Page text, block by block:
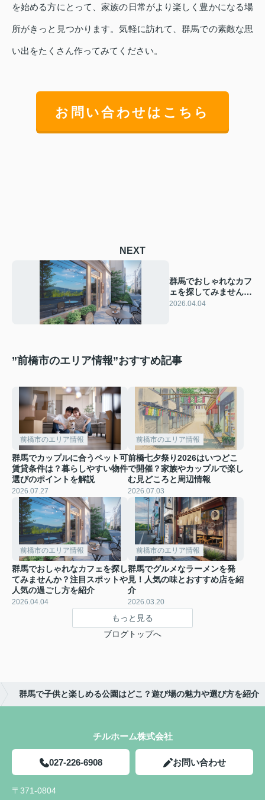
を始める方にとって、家族の日常がより楽しく豊かになる場
所がきっと見つかります。気軽に訪れて、群馬での素敵な思
い出をたくさん作ってみてください。
お問い合わせはこちら
NEXT
群馬でおしゃれなカフ
ェを探してみません
か？注目スポットや人
2026.04.04
”前橋市のエリア情報”おすすめ記事
前橋市のエリア情報
群馬でカップルに合うペット可
賃貸条件は？暮らしやすい物件
選びのポイントを解説
2026.07.27
前橋市のエリア情報
前橋七夕祭り2026はいつどこ
で開催？家族やカップルで楽し
む見どころと周辺情報
2026.07.03
前橋市のエリア情報
群馬でおしゃれなカフェを探し
てみませんか？注目スポットや
人気の過ごし方を紹介
2026.04.04
前橋市のエリア情報
群馬でグルメなラーメンを発
見！人気の味とおすすめ店を紹
介
2026.03.20
もっと見る
ブログトップへ
群馬で子供と楽しめる公園はどこ？遊び場の魅力や選び方を紹介
チルホーム株式会社
027-226-6908 お問い合わせ
〒371-0804